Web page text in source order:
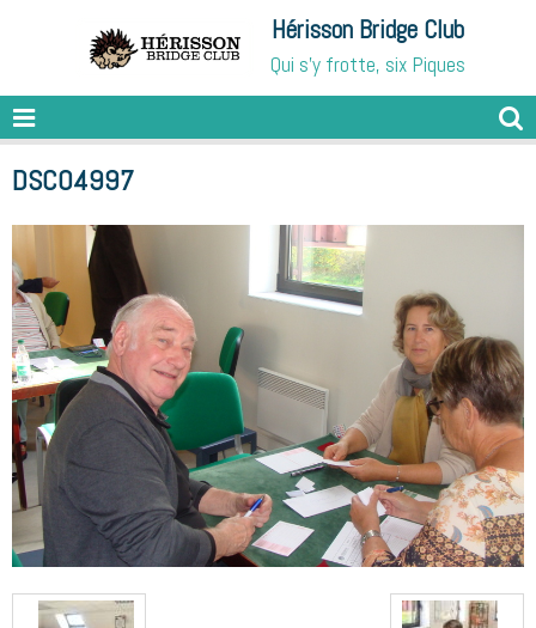
Hérisson Bridge Club
Qui s'y frotte, six Piques
DSC04997